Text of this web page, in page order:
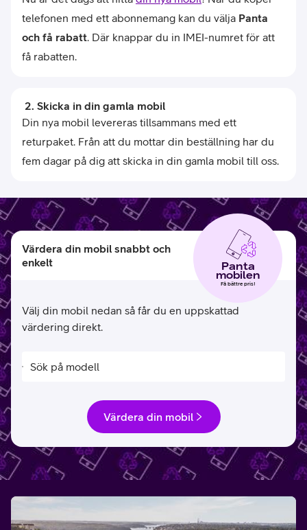
telefonen med ett abonnemang kan du välja Panta
och få rabatt. Där knappar du in IMEI-numret för att
få rabatten.
2. Skicka in din gamla mobil
Din nya mobil levereras tillsammans med ett
returpaket. Från att du mottar din beställning har du
fem dagar på dig att skicka in din gamla mobil till oss.
Värdera din mobil snabbt och
enkelt
Panta
mobilen
Få bättre pris!
Välj din mobil nedan så får du en uppskattad
värdering direkt.
Värdera din mobil